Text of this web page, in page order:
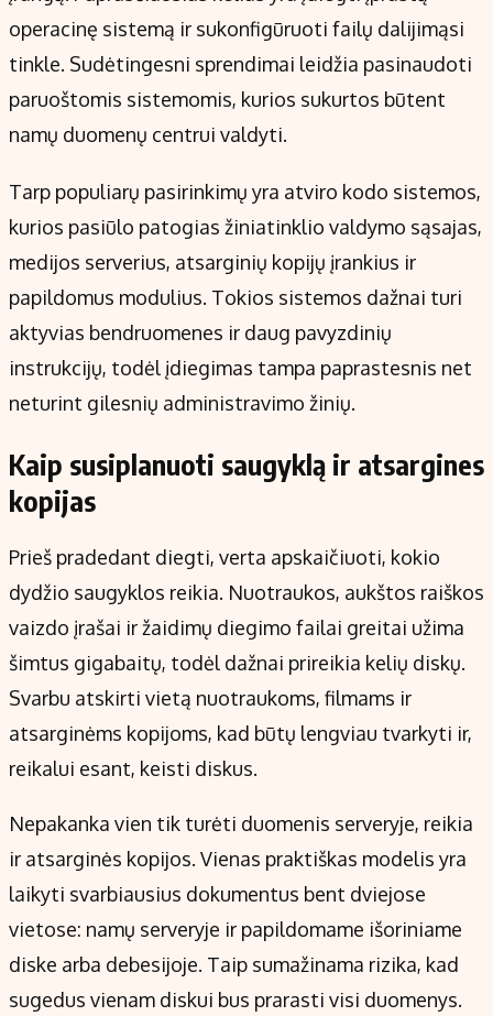
operacinę sistemą ir sukonfigūruoti failų dalijimąsi
tinkle. Sudėtingesni sprendimai leidžia pasinaudoti
paruoštomis sistemomis, kurios sukurtos būtent
namų duomenų centrui valdyti.
Tarp populiarų pasirinkimų yra atviro kodo sistemos,
kurios pasiūlo patogias žiniatinklio valdymo sąsajas,
medijos serverius, atsarginių kopijų įrankius ir
papildomus modulius. Tokios sistemos dažnai turi
aktyvias bendruomenes ir daug pavyzdinių
instrukcijų, todėl įdiegimas tampa paprastesnis net
neturint gilesnių administravimo žinių.
Kaip susiplanuoti saugyklą ir atsargines
kopijas
Prieš pradedant diegti, verta apskaičiuoti, kokio
dydžio saugyklos reikia. Nuotraukos, aukštos raiškos
vaizdo įrašai ir žaidimų diegimo failai greitai užima
šimtus gigabaitų, todėl dažnai prireikia kelių diskų.
Svarbu atskirti vietą nuotraukoms, filmams ir
atsarginėms kopijoms, kad būtų lengviau tvarkyti ir,
reikalui esant, keisti diskus.
Nepakanka vien tik turėti duomenis serveryje, reikia
ir atsarginės kopijos. Vienas praktiškas modelis yra
laikyti svarbiausius dokumentus bent dviejose
vietose: namų serveryje ir papildomame išoriniame
diske arba debesijoje. Taip sumažinama rizika, kad
sugedus vienam diskui bus prarasti visi duomenys.